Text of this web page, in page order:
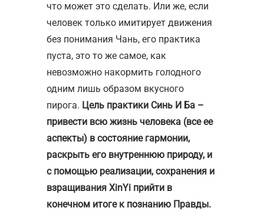
что может это сделать. Или же, если
человек только имитирует движения
без понимания Чань, его практика
пуста, это то же самое, как
невозможно накормить голодного
одним лишь образом вкусного
пирога. Цель практики Синь И Ба –
привести всю жизнь человека (все ее
аспекты) в состояние гармонии,
раскрыть его внутреннюю природу, и
с помощью реализации, сохранения и
взращивания XinYi прийти в
конечном итоге к познанию Правды.